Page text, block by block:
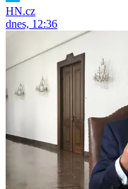
HN.cz
dnes, 12:36